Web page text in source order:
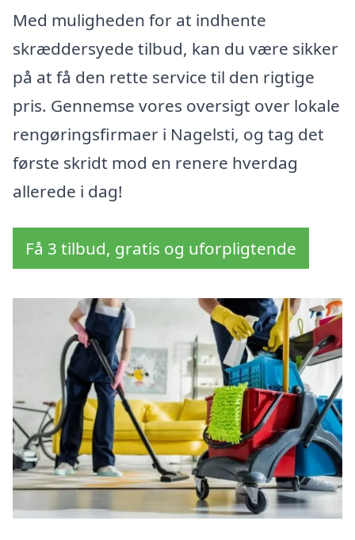
Med muligheden for at indhente
skræddersyede tilbud, kan du være sikker
på at få den rette service til den rigtige
pris. Gennemse vores oversigt over lokale
rengøringsfirmaer i Nagelsti, og tag det
første skridt mod en renere hverdag
allerede i dag!
Få 3 tilbud, gratis og uforpligtende